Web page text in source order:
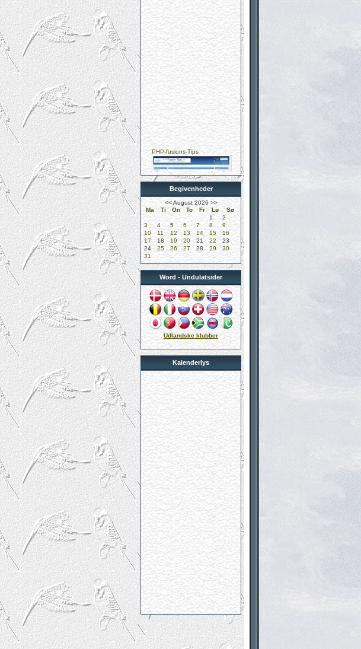
PHP-fusions-Tips
Kungelundens Dyreklinik
DUK-Undulatklubben
Didier Mervilde
Begivenheder
<< August 2026 >>
Ma
Ti On To Fr Lø
Sø
1
2
3
4 5 6 7 8
9
10
11 12 13 14 15
16
17
18 19 20 21 22
23
24
25 26 27 28 29
30
31
Word - Undulatsider
Udlandske klubber
Kalenderlys